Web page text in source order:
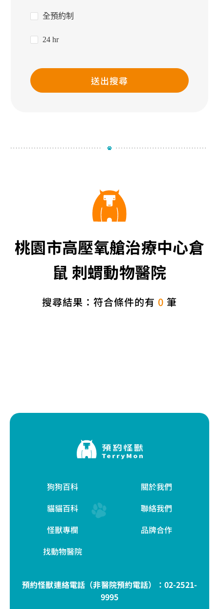
全預約制
24 hr
送出搜尋
桃園市高壓氧艙治療中心倉
鼠 刺蝟動物醫院
搜尋結果：符合條件的有 0 筆
狗狗百科
貓貓百科
怪獸專欄
找動物醫院
關於我們
聯絡我們
品牌合作
預約怪獸連絡電話（非醫院預約電話）： 02-2521-
9995